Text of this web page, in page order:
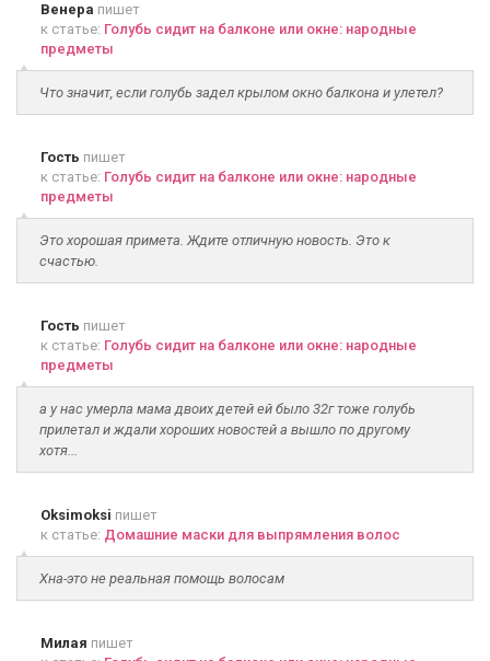
Венера пишет
к статье: Голубь сидит на балконе или окне: народные
предметы
Что значит, если голубь задел крылом окно балкона и улетел?
Гость пишет
к статье: Голубь сидит на балконе или окне: народные
предметы
Это хорошая примета. Ждите отличную новость. Это к
счастью.
Гость пишет
к статье: Голубь сидит на балконе или окне: народные
предметы
а у нас умерла мама двоих детей ей было 32г тоже голубь
прилетал и ждали хороших новостей а вышло по другому
хотя...
Oksimoksi пишет
к статье: Домашние маски для выпрямления волос
Хна-это не реальная помощь волосам
Милая пишет